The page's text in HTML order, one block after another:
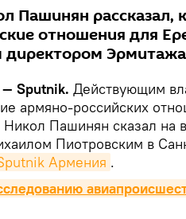
Пашинян рассказал,
отношения для
директором
Sputnik. Действующим
армяно-российских
Пашинян сказал на
Пиотровским в
Армения .